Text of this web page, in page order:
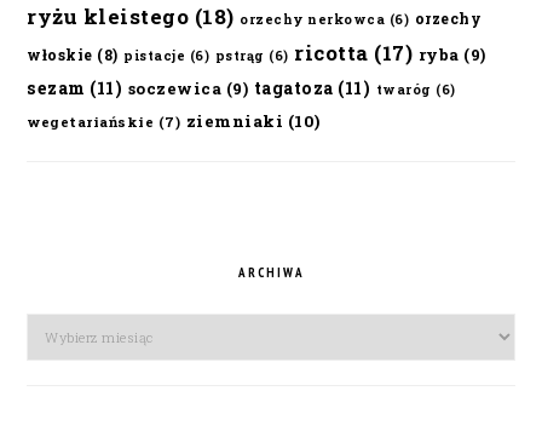
ryżu kleistego (18) orzechy nerkowca (6) orzechy
włoskie (8) pistacje (6) pstrąg (6) ricotta (17) ryba (9)
sezam (11) soczewica (9) tagatoza (11) twaróg (6)
wegetariańskie (7) ziemniaki (10)
ARCHIWA
Archiwa